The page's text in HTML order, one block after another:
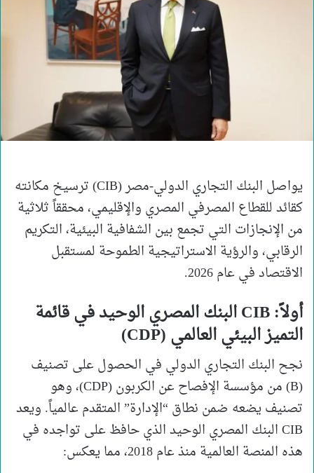
يواصل البنك التجاري الدولي-مصر (CIB) ترسيخ مكانته
كقائد للقطاع المصرفي المصري والإقليمي، محققاً ثلاثية
من الإنجازات التي تجمع بين الشفافية البيئية، التكريم
الرقابي، والرؤية الاستراتيجية الطموحة لمستقبل
الاقتصاد في عام 2026.
أولاً: CIB البنك المصري الوحيد في قائمة
التميز البيئي العالمي (CDP)
نجح البنك التجاري الدولي في الحصول على تصنيف
(B) من مؤسسة الإفصاح عن الكربون (CDP)، وهو
تصنيف يضعه ضمن نطاق “الإدارة” المتقدم عالمياً. ويعد
CIB البنك المصري الوحيد الذي حافظ على تواجده في
هذه المنصة العالمية منذ عام 2018، مما يعكس: